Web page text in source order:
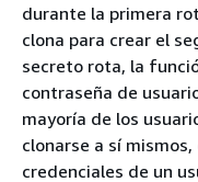
durante la primera
clona para crear el
secreto rota, la
contraseña de
mayoría de los
clonarse a sí
credenciales de un